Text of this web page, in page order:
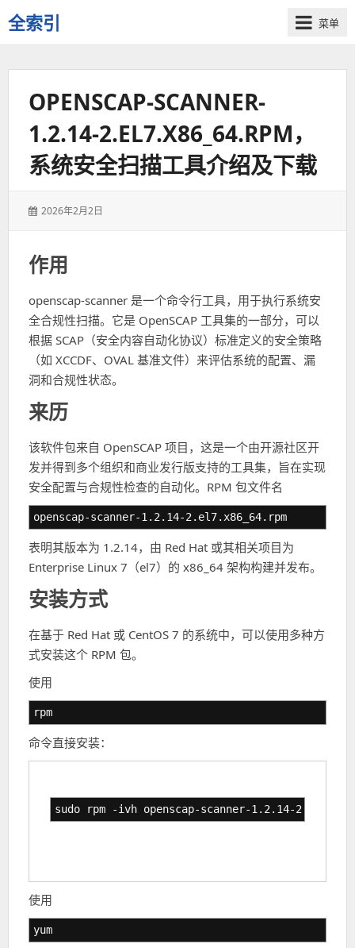
全索引
一
些
菜单
OPENSCAP-SCANNER-
1.2.14-2.EL7.X86_64.RPM，
系统安全扫描工具介绍及下载
发
2026年2月2日
作用
openscap-scanner 是一个命令行工具，用于执行系统安
全合规性扫描。它是 OpenSCAP 工具集的一部分，可以
根据 SCAP（安全内容自动化协议）标准定义的安全策略
（如 XCCDF、OVAL 基准文件）来评估系统的配置、漏
洞和合规性状态。
来历
该软件包来自 OpenSCAP 项目，这是一个由开源社区开
发并得到多个组织和商业发行版支持的工具集，旨在实现
安全配置与合规性检查的自动化。RPM 包文件名
openscap-scanner-1.2.14-2.el7.x86_64.rpm
表明其版本为 1.2.14，由 Red Hat 或其相关项目为
Enterprise Linux 7（el7）的 x86_64 架构构建并发布。
安装方式
在基于 Red Hat 或 CentOS 7 的系统中，可以使用多种方
式安装这个 RPM 包。
使用
rpm
命令直接安装：
sudo rpm -ivh openscap-scanner-1.2.14-
使用
yum